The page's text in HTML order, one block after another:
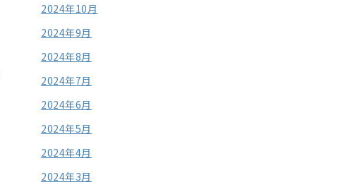
2024年10月
2024年9月
2024年8月
2024年7月
2024年6月
2024年5月
2024年4月
2024年3月